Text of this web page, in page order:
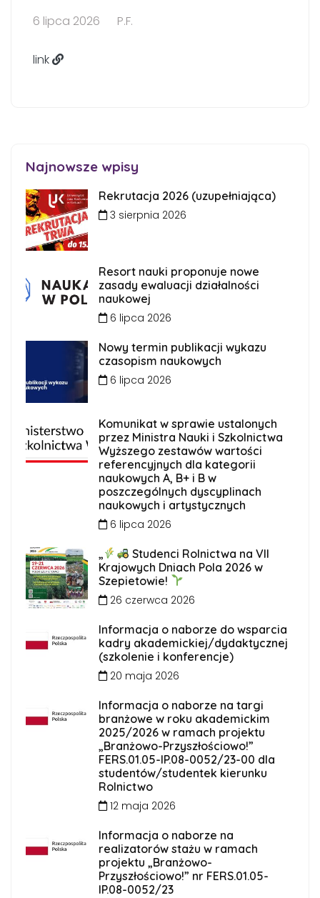
6 lipca 2026 P.F.
link
Najnowsze wpisy
Rekrutacja 2026 (uzupełniająca)
3 sierpnia 2026
Resort nauki proponuje nowe
zasady ewaluacji działalności
naukowej
6 lipca 2026
Nowy termin publikacji wykazu
czasopism naukowych
6 lipca 2026
Komunikat w sprawie ustalonych
przez Ministra Nauki i Szkolnictwa
Wyższego zestawów wartości
referencyjnych dla kategorii
naukowych A, B+ i B w
poszczególnych dyscyplinach
naukowych i artystycznych
6 lipca 2026
„
Studenci Rolnictwa na VII
Krajowych Dniach Pola 2026 w
Szepietowie!
26 czerwca 2026
Informacja o naborze do wsparcia
kadry akademickiej/dydaktycznej
(szkolenie i konferencje)
20 maja 2026
Informacja o naborze na targi
branżowe w roku akademickim
2025/2026 w ramach projektu
„Branżowo-Przyszłościowo!”
FERS.01.05-IP.08-0052/23-00 dla
studentów/studentek kierunku
Rolnictwo
12 maja 2026
Informacja o naborze na
realizatorów stażu w ramach
projektu „Branżowo-
Przyszłościowo!” nr FERS.01.05-
IP.08-0052/23